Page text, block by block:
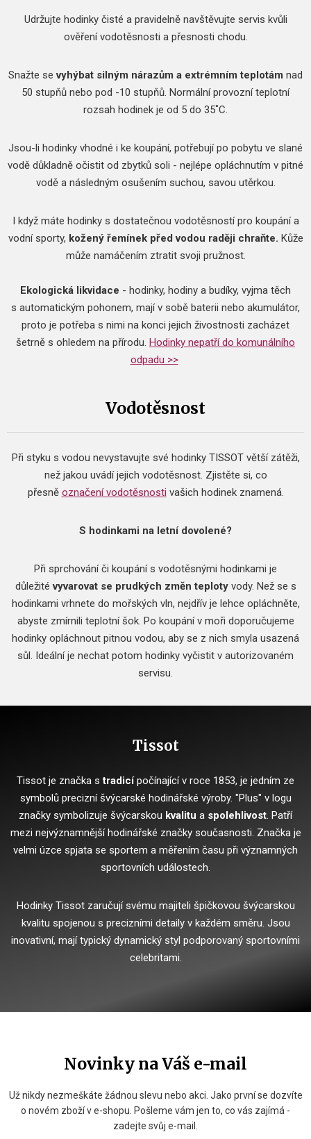
Udržujte hodinky čisté a pravidelně navštěvujte servis kvůli
ověření vodotěsnosti a přesnosti chodu.
Snažte sevyhýbat silným nárazům a extrémním teplotám nad
50 stupňů nebo pod -10 stupňů. Normální provozní teplotní
rozsah hodinek je od 5 do 35˚C.
Jsou-li hodinky vhodné i ke koupání, potřebují po pobytu ve slané
vodě důkladně očistit od zbytků soli - nejlépe opláchnutím v pitné
vodě a následným osušením suchou, savou utěrkou.
I když máte hodinky s dostatečnou vodotěsností pro koupání a
vodní sporty, kožený řemínek před vodou raději chraňte. Kůže
může namáčením ztratit svoji pružnost.
Ekologická likvidace - hodinky, hodiny a budíky, vyjma těch
s automatickým pohonem, mají v sobě baterii nebo akumulátor,
proto je potřeba s nimi na konci jejich živostnosti zacházet
šetrně s ohledem na přírodu. Hodinky nepatří do komunálního
odpadu >>
Vodotěsnost
Při styku s vodou nevystavujte své hodinky TISSOT větší zátěži,
než jakou uvádí jejich vodotěsnost. Zjistěte si, co
přesně označení vodotěsnosti vašich hodinek znamená.
S hodinkami na letní dovolené?
Při sprchování či koupání s vodotěsnými hodinkami je
důležitévyvarovat se prudkých změn teploty vody. Než se s
hodinkami vrhnete do mořských vln, nejdřív je lehce opláchněte,
abyste zmírnili teplotní šok. Po koupání v moři doporučujeme
hodinky opláchnout pitnou vodou, aby se z nich smyla usazená
sůl. Ideální je nechat potom hodinky vyčistit v autorizovaném
servisu.
Tissot
Tissot je značka stradicípočínající v roce 1853, je jedním ze
symbolů precizní švýcarské hodinářské výroby. "Plus" v logu
značky symbolizuje švýcarskou kvalitu a spolehlivost. Patří
mezi nejvýznamnější hodinářské značky současnosti. Značka je
velmi úzce spjata se sportem a měřením času při významných
sportovních událostech.
Hodinky Tissot zaručují svému majiteli špičkovou švýcarskou
kvalitu spojenou s precizními detaily v každém směru. Jsou
inovativní, mají typický dynamický styl podporovaný sportovními
celebritami.
Novinky na Váš e-mail
Už nikdy nezmeškáte žádnou slevu nebo akci. Jako první se dozvíte
o novém zboží v e-shopu. Pošleme vám jen to, co vás zajímá -
zadejte svůj e-mail.